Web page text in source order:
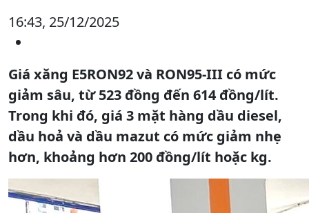
16:43, 25/12/2025
Giá xăng E5RON92 và RON95-III có mức
giảm sâu, từ 523 đồng đến 614 đồng/lít.
Trong khi đó, giá 3 mặt hàng dầu diesel,
dầu hoả và dầu mazut có mức giảm nhẹ
hơn, khoảng hơn 200 đồng/lít hoặc kg.